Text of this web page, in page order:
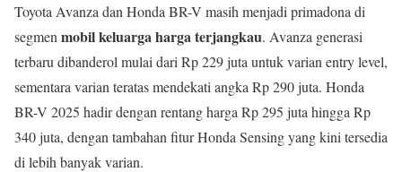
Toyota Avanza dan Honda BR-V masih menjadi primadona di
segmen mobil keluarga harga terjangkau. Avanza generasi
terbaru dibanderol mulai dari Rp 229 juta untuk varian entry level,
sementara varian teratas mendekati angka Rp 290 juta. Honda
BR-V 2025 hadir dengan rentang harga Rp 295 juta hingga Rp
340 juta, dengan tambahan fitur Honda Sensing yang kini tersedia
di lebih banyak varian.